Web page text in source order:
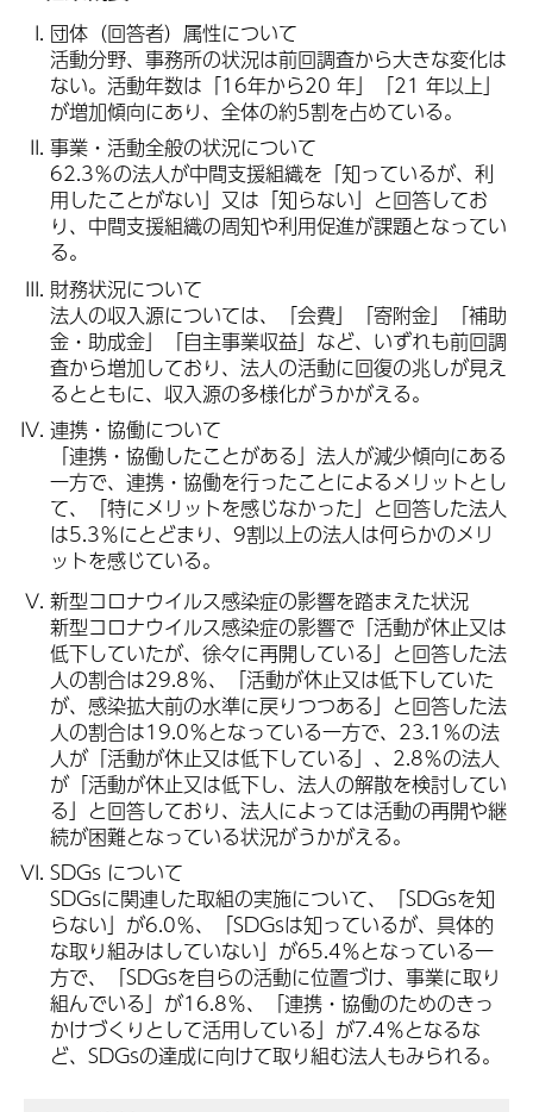
団体（回答者）属性について
活動分野、事務所の状況は前回調査から大きな変化は
ない。活動年数は「16年から20 年」「21 年以上」
が増加傾向にあり、全体の約5割を占めている。
事業・活動全般の状況について
62.3％の法人が中間支援組織を「知っているが、利
用したことがない」又は「知らない」と回答してお
り、中間支援組織の周知や利用促進が課題となってい
る。
財務状況について
法人の収入源については、「会費」「寄附金」「補助
金・助成金」「自主事業収益」など、いずれも前回調
査から増加しており、法人の活動に回復の兆しが見え
るとともに、収入源の多様化がうかがえる。
連携・協働について
「連携・協働したことがある」法人が減少傾向にある
一方で、連携・協働を行ったことによるメリットとし
て、「特にメリットを感じなかった」と回答した法人
は5.3％にとどまり、9割以上の法人は何らかのメリ
ットを感じている。
新型コロナウイルス感染症の影響を踏まえた状況
新型コロナウイルス感染症の影響で「活動が休止又は
低下していたが、徐々に再開している」と回答した法
人の割合は29.8％、「活動が休止又は低下していた
が、感染拡大前の水準に戻りつつある」と回答した法
人の割合は19.0％となっている一方で、23.1％の法
人が「活動が休止又は低下している」、2.8％の法人
が「活動が休止又は低下し、法人の解散を検討してい
る」と回答しており、法人によっては活動の再開や継
続が困難となっている状況がうかがえる。
SDGs について
SDGsに関連した取組の実施について、「SDGsを知
らない」が6.0％、「SDGsは知っているが、具体的
な取り組みはしていない」が65.4％となっている一
方で、「SDGsを自らの活動に位置づけ、事業に取り
組んでいる」が16.8％、「連携・協働のためのきっ
かけづくりとして活用している」が7.4％となるな
ど、SDGsの達成に向けて取り組む法人もみられる。